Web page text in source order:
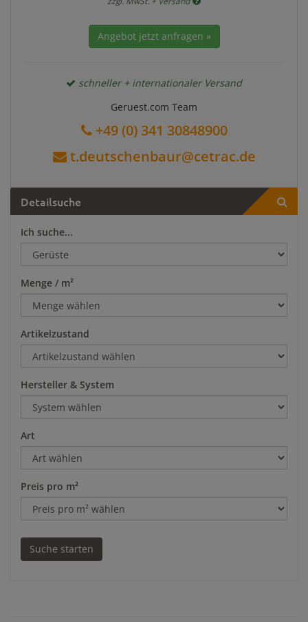
Angebot jetzt anfragen »
schneller + internationaler Versand
Geruest.com Team
+49 (0) 341 30848900
t.deutschenbaur@cetrac.de
Detailsuche
Ich suche...
Menge / m²
Artikelzustand
Hersteller & System
Art
Preis pro m²